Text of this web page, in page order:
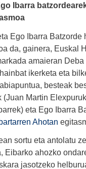
Ibarra
Ego Ibarra Batzorde
da, gainera, Euskal
amaieran Deba
ikerketa eta
besteak
(Juan Martin
eta Ego Ibarra
Ahotan
sortu eta antolatu
Eibarko ahozko
jasotzeko